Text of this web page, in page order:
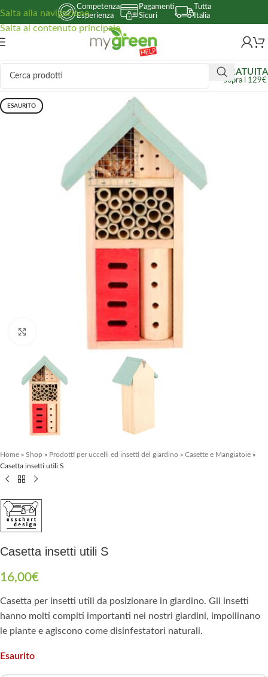
Salta alla navigazione
Salta al contenuto principale
Competenza
Esperienza
Pagamenti
Sicuri
Tutta
Italia
GRATUITA
sopra i 129€
ESAURITO
Home » Shop » Prodotti per uccelli ed insetti del giardino » Casette e Mangiatoie »
Casetta insetti utili S
Casetta insetti utili S
16,00€
Casetta per insetti utili da posizionare in giardino. Gli insetti
hanno molti compiti importanti nei nostri giardini, impollinano
le piante e agiscono come disinfestatori naturali.
Esaurito